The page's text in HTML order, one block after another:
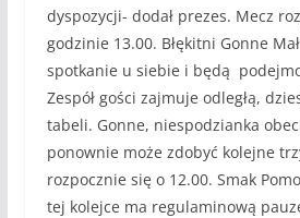
dyspozycji- dodał prezes. Mecz
godzinie 13.00. Błękitni Gonne
spotkanie u siebie i będą
Zespół gości zajmuje odległą,
tabeli. Gonne, niespodzianka
ponownie może zdobyć kolejne
rozpocznie się o 12.00. Smak
tej kolejce ma regulaminową